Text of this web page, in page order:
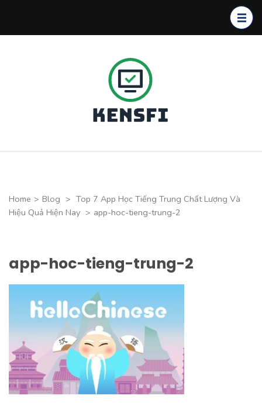
Home > Blog > Top 7 App Học Tiếng Trung Chất Lượng Và
Hiệu Quả Hiện Nay > app-hoc-tieng-trung-2
app-hoc-tieng-trung-2